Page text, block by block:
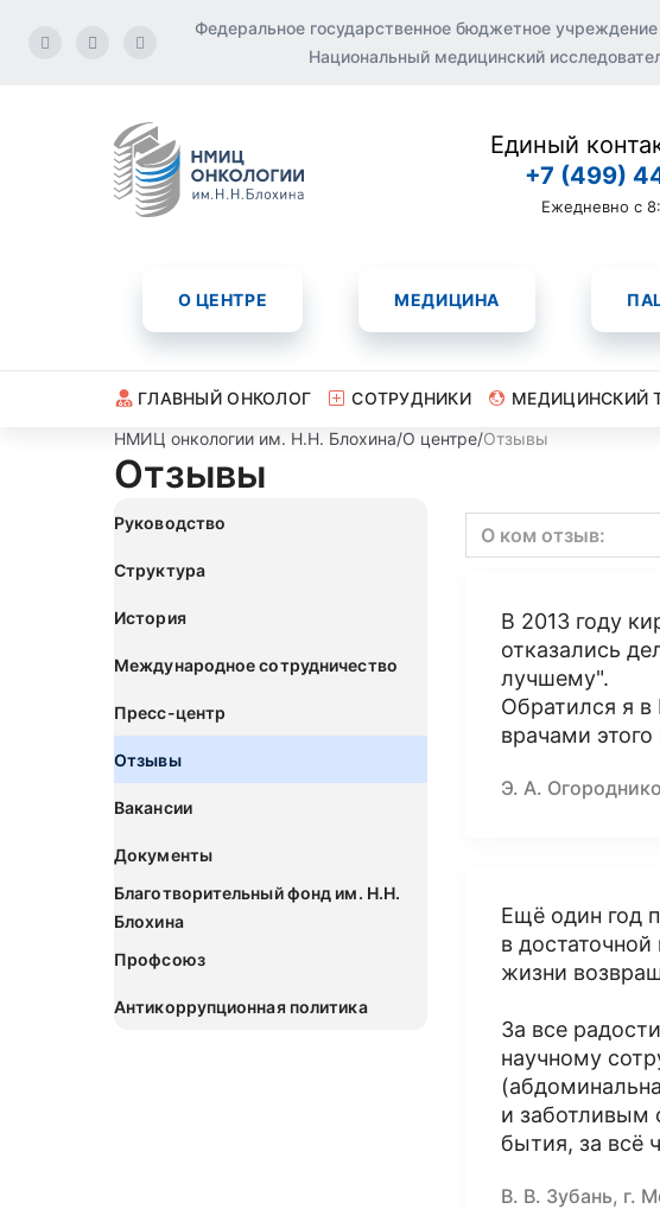
Федеральное государственное бюджетное
Национальный медицинский
Единый
+7 (499)
Ежедневно с
О ЦЕНТРЕ МЕДИЦИНА
ГЛАВНЫЙ ОНКОЛОГ СОТРУДНИКИ МЕДИЦИНСКИЙ
НМИЦ онкологии им. Н.Н. Блохина/О центре/Отзывы
Отзывы
Руководство
Структура
История
Международное сотрудничество
Пресс-центр
Отзывы
Вакансии
Документы
Благотворительный фонд им. Н.Н.
Блохина
Профсоюз
Антикоррупционная политика
О ком отзыв:
В 2013 году
отказались
лучшему".
Обратился я
врачами этого
Э. А.
Ещё один год
в
жизни
За все
научному
и заботливым
бытия, за всё
В. В. Зубань, г.